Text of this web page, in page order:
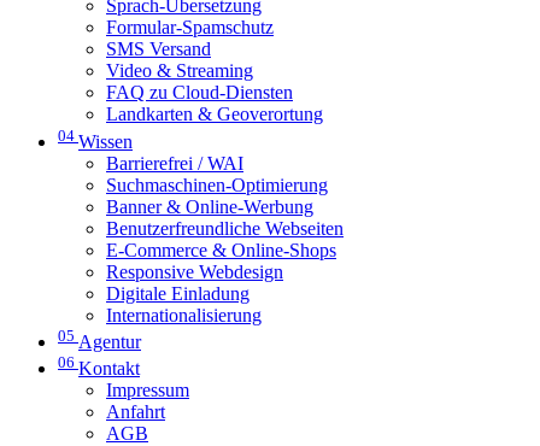
Sprach-Übersetzung
Formular-Spamschutz
SMS Versand
Video & Streaming
FAQ zu Cloud-Diensten
Landkarten & Geoverortung
04 Wissen
Barrierefrei / WAI
Suchmaschinen-Optimierung
Banner & Online-Werbung
Benutzerfreundliche Webseiten
E-Commerce & Online-Shops
Responsive Webdesign
Digitale Einladung
Internationalisierung
05 Agentur
06 Kontakt
Impressum
Anfahrt
AGB